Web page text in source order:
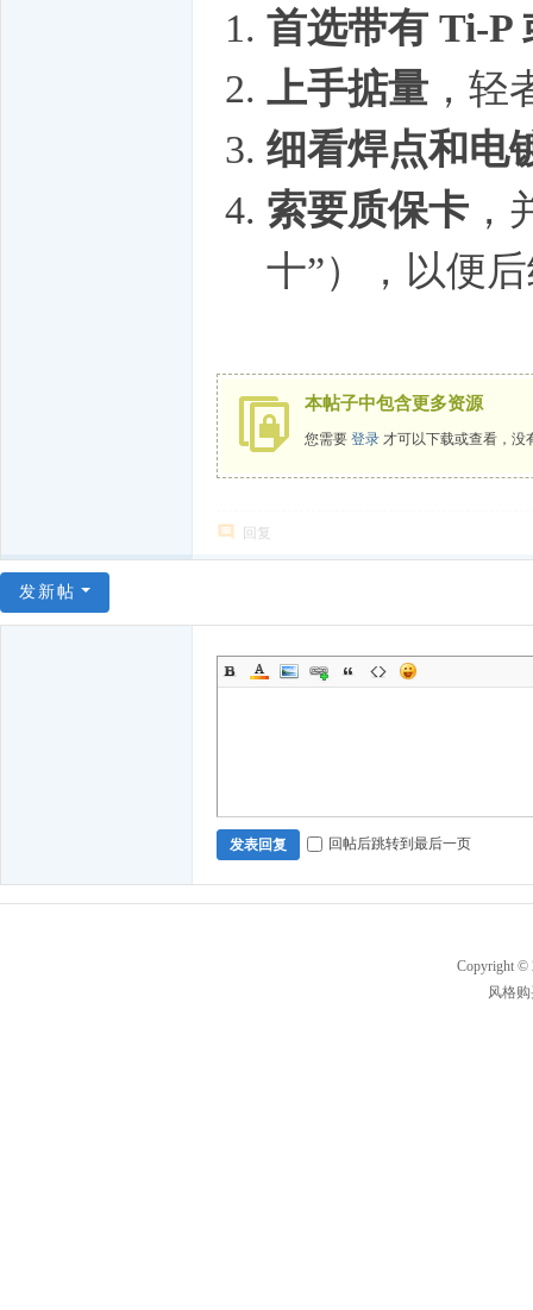
首选带有 Ti-P
上手掂量 ，轻
细看焊点和电
索要质保卡
十”），以便
本帖子中包含更多资源
您需要 登录 才可以下载或查看，没
回复
发新帖
发表回复 回帖后跳转到最后一页
Copyright ©
风格购